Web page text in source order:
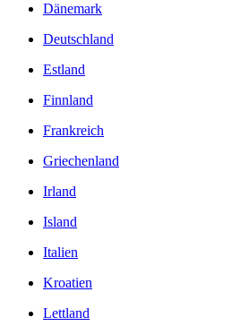
Dänemark
Deutschland
Estland
Finnland
Frankreich
Griechenland
Irland
Island
Italien
Kroatien
Lettland